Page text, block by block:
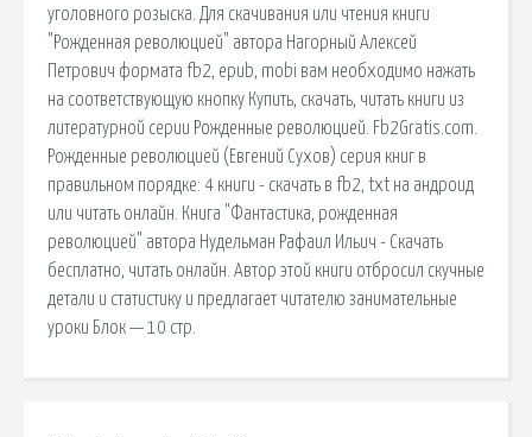
уголовного розыска. Для скачивания или чтения книги
"Рожденная революцией" автора Нагорный Алексей
Петрович формата fb2, epub, mobi вам необходимо нажать
на соответствующую кнопку Купить, скачать, читать книги из
литературной серии Рожденные революцией. Fb2Gratis.com.
Рожденные революцией (Евгений Сухов) серия книг в
правильном порядке: 4 книги - скачать в fb2, txt на андроид
или читать онлайн. Книга "Фантастика, рожденная
революцией" автора Нудельман Рафаил Ильич - Скачать
бесплатно, читать онлайн. Автор этой книги отбросил скучные
детали и статистику и предлагает читателю занимательные
уроки Блок — 10 стр.